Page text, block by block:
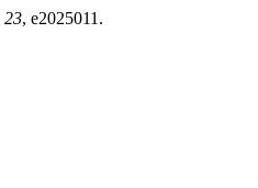
23, e2025011.